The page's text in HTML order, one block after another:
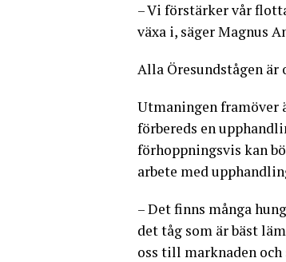
– Vi förstärker vår
växa i, säger Magnus
Alla Öresundstågen
Utmaningen framöver
förbereds en
förhoppningsvis kan
arbete med
– Det finns många
det tåg som är bäst
oss till marknaden